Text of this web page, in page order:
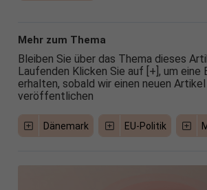
Mehr zum Thema
Bleiben Sie über das Thema dieses
Laufenden Klicken Sie auf [+], um eine
erhalten, sobald wir einen neuen
veröffentlichen
Dänemark EU-Politik